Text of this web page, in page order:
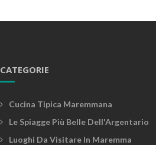
CATEGORIE
Cucina Tipica Maremmana
Le Spiagge Più Belle Dell'Argentario
Luoghi Da Visitare In Maremma